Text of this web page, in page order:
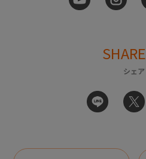
SHARE
シェア